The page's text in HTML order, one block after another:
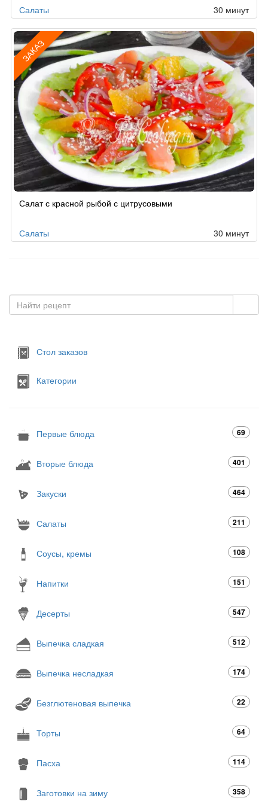
Салаты 30 минут
ЗАКАЗ
по
Салат с красной рыбой с цитрусовыми
Салаты 30 минут
Стол заказов
Категории
Первые блюда 69
Вторые блюда 401
Закуски 464
Салаты 211
Соусы, кремы 108
Напитки 151
Десерты 547
Выпечка сладкая 512
Выпечка несладкая 174
Безглютеновая выпечка 22
Торты 64
Пасха 114
Заготовки на зиму 358